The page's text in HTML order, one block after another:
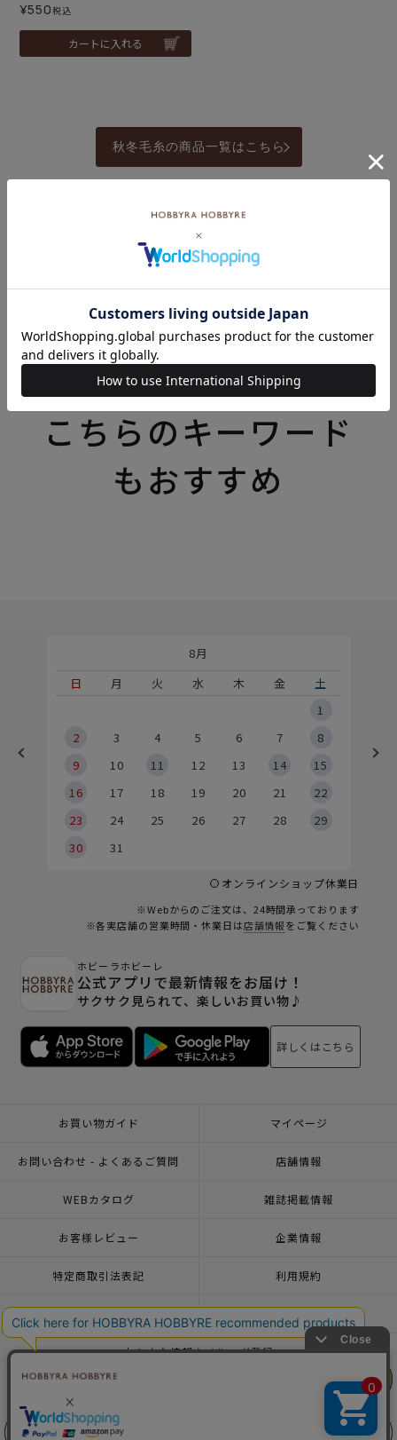
フェア
¥550税込
カートに入れる
秋冬毛糸の商品一覧はこちら
編み物材料セットの商品一覧はこちら
いろいろなテーマの特集一覧はこちら
こちらのキーワード
もおすすめ
フェア
8月
日
月 火 水 木 金
土
1
2
3 4 5 6 7
8
9
10 11 12 13 14
15
16
17 18 19 20 21
22
23
24 25 26 27 28
29
30
31
オンラインショップ休業日
※Webからのご注文は、24時間承っております
※各実店舗の営業時間・休業日は店舗情報をご覧ください
ホビーラホビーレ
公式アプリで最新情報をお届け！
サクサク見られて、楽しいお買い物♪
詳しくはこちら
お買い物ガイド マイページ
お問い合わせ - よくあるご質問 店舗情報
WEBカタログ 雑誌掲載情報
お客様レビュー 企業情報
特定商取引法表記 利用規約
一緒に働こう♪求人情報
おトクな情報♪メルマガ登録
© 2026 HOBBYRA HOBBYRE CORPORATION ALL Rights Reserved